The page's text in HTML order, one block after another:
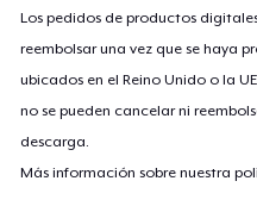
Los pedidos de productos
reembolsar una vez que se haya
ubicados en el Reino Unido o la
no se pueden cancelar ni
descarga.
Más información sobre nuestra